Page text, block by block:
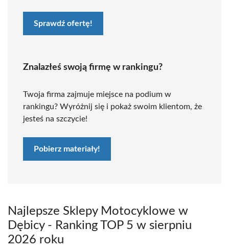
Sprawdź ofertę!
Znalazłeś swoją firmę w rankingu?
Twoja firma zajmuje miejsce na podium w
rankingu? Wyróżnij się i pokaż swoim klientom, że
jesteś na szczycie!
Pobierz materiały!
Najlepsze Sklepy Motocyklowe w
Dębicy - Ranking TOP 5 w sierpniu
2026 roku